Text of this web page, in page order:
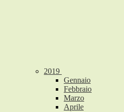
2019
Gennaio
Febbraio
Marzo
Aprile